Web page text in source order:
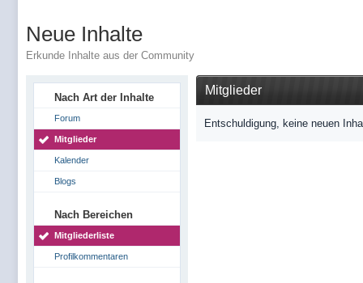
Neue Inhalte
Erkunde Inhalte aus der Community
Nach Art der Inhalte
Forum
Mitglieder
Kalender
Blogs
Nach Bereichen
Mitgliederliste
Profilkommentaren
Mitglieder
Entschuldigung, keine neuen